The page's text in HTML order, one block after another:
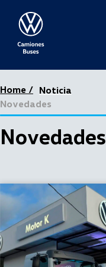
Home / Noticia
Novedades
Novedades